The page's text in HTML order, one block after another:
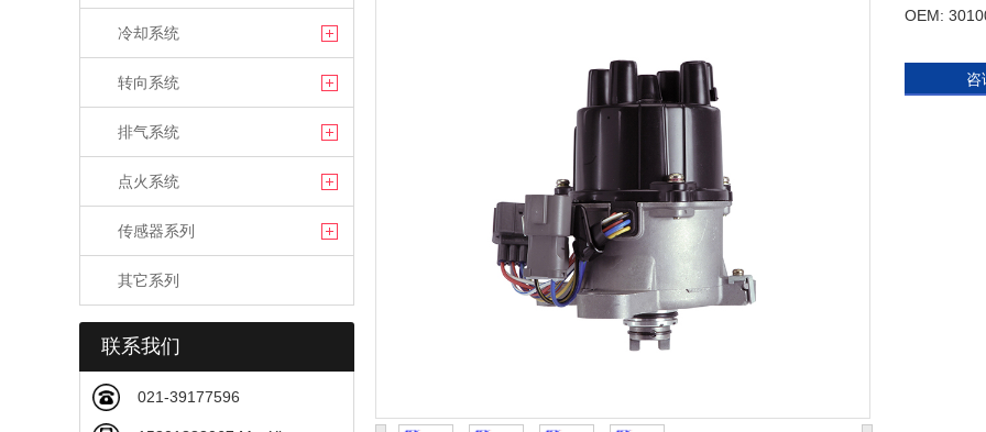
冷却系统
转向系统
排气系统
点火系统
传感器系列
其它系列
联系我们
021-39177596
OEM:
咨